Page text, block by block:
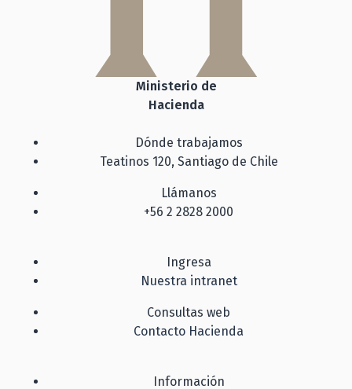
Ministerio de
Hacienda
Dónde trabajamos
Teatinos 120, Santiago de Chile
Llámanos
+56 2 2828 2000
Ingresa
Nuestra intranet
Consultas web
Contacto Hacienda
Información